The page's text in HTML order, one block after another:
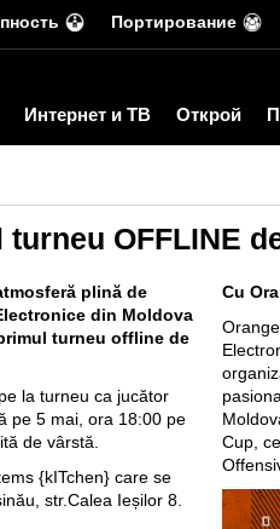
Портирование
Интернет и ТВ Открой
OFFLINE
plină de
din Moldova
turneu offline de
la turneu ca jucător
pe 5 mai, ora 18:00 pe
de vârstă.
{kITchen} care se
str.Calea Ieșilor 8.
Cu
Cup,